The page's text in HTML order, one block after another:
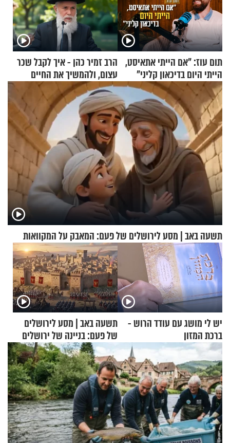
תום עוז: "אם הייתי אתאיסט,
הייתי היום בדיכאון קליני"
הרב זמיר כהן - איך לקבל שכר
עצום, ולהמשיך את החיים
כרגיל?
תשעה באב | מסע לירושלים של פעם: המאבק על המקוואות
יש לי מושג עם עודד הרוש -
ברכת המזון
תשעה באב | מסע לירושלים
של פעם: בניינה של ירושלים